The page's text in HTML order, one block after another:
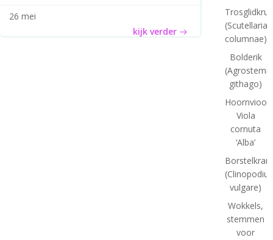
26 mei
kijk verder
(Scutellaria
columnae)
Bolderik
githago)
Viola
cornuta
‘Alba’
vulgare)
Wokkels,
stemmen
voor